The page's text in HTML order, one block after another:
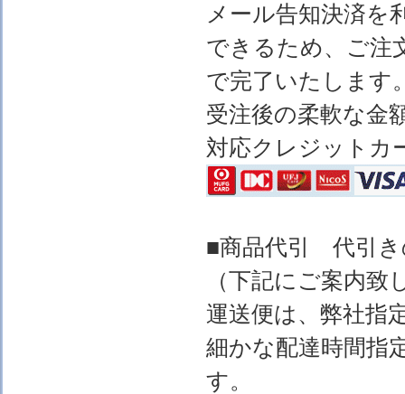
メール告知決済を
できるため、ご注
で完了いたします
受注後の柔軟な金
対応クレジットカ
■商品代引 代引き
（下記にご案内
運送便は、弊社指
細かな配達時間指
す。